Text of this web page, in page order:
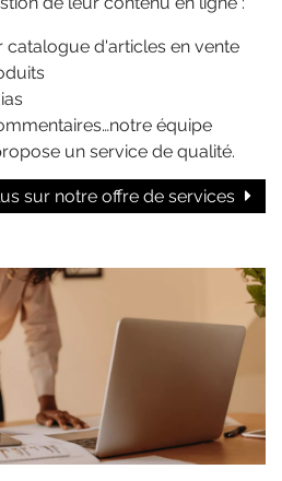
catalogue d'articles en vente
équipe
un service de qualité.
sur notre offre de services